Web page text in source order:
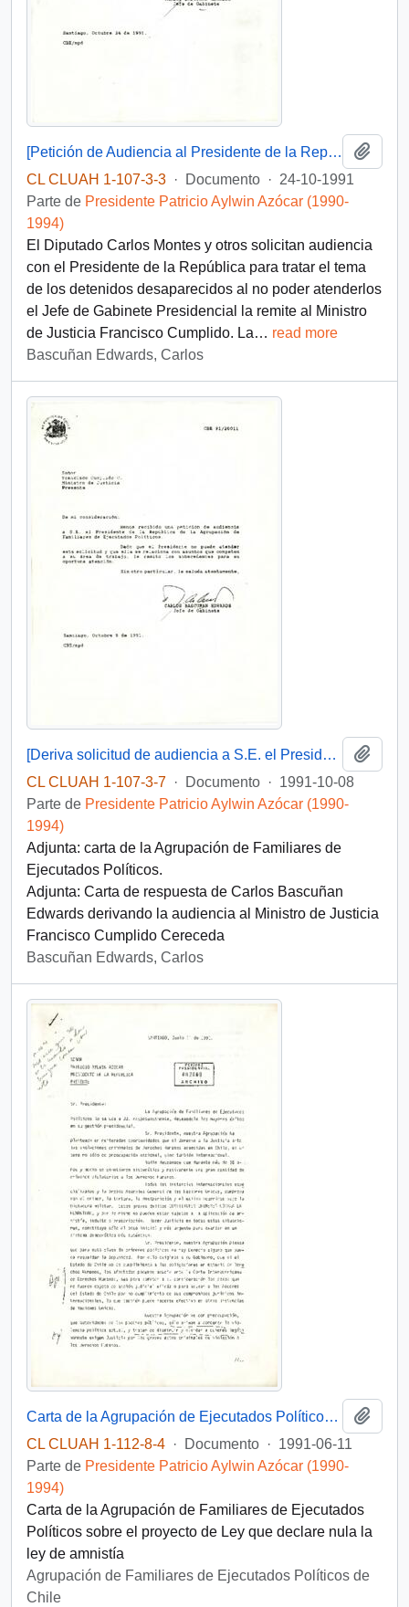
[Petición de Audiencia al Presidente de la República por parte de el Diputado Carlos Montes y otros sobre el tema de los detenidos desaparecidos]
CL CLUAH 1-107-3-3 · Documento · 24-10-1991
Parte de Presidente Patricio Aylwin Azócar (1990-
1994)
El Diputado Carlos Montes y otros solicitan audiencia
con el Presidente de la República para tratar el tema
de los detenidos desaparecidos al no poder atenderlos
el Jefe de Gabinete Presidencial la remite al Ministro
de Justicia Francisco Cumplido. La… read more
Bascuñan Edwards, Carlos
[Deriva solicitud de audiencia a S.E. el Presidente de la República de la Agrupación de Familiares de Ejecutados Políticos]
CL CLUAH 1-107-3-7 · Documento · 1991-10-08
Parte de Presidente Patricio Aylwin Azócar (1990-
1994)
Adjunta: carta de la Agrupación de Familiares de
Ejecutados Políticos.
Adjunta: Carta de respuesta de Carlos Bascuñan
Edwards derivando la audiencia al Ministro de Justicia
Francisco Cumplido Cereceda
Bascuñan Edwards, Carlos
Carta de la Agrupación de Ejecutados Políticos solicita al Presidente Aylwin un proyecto de Ley que declare nula la Ley de Amnistía
CL CLUAH 1-112-8-4 · Documento · 1991-06-11
Parte de Presidente Patricio Aylwin Azócar (1990-
1994)
Carta de la Agrupación de Familiares de Ejecutados
Políticos sobre el proyecto de Ley que declare nula la
ley de amnistía
Agrupación de Familiares de Ejecutados Políticos de
Chile